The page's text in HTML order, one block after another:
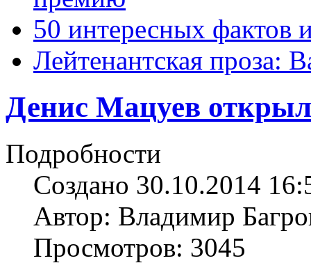
50 интересных фактов
Лейтенантская проза:
Денис Мацуев
Подробности
Создано 30.10.2014
Автор: Владимир
Просмотров: 3045